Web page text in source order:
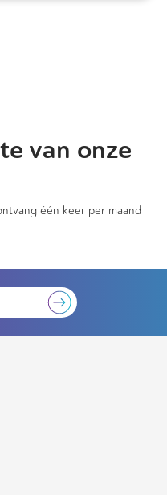
van onze
één keer per maand